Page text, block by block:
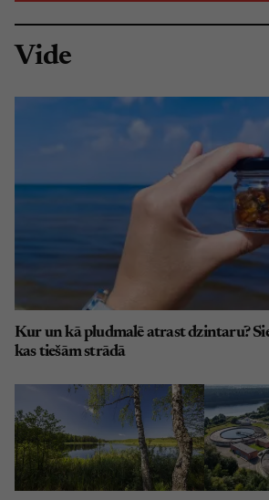
Vide
Kur un kā pludmalē atrast dzintaru?
kas tiešām strādā